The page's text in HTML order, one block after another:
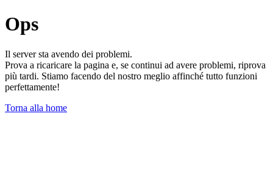
Ops
Il server sta avendo dei problemi.
Prova a ricaricare la pagina e, se continui ad avere problemi, riprova
più tardi. Stiamo facendo del nostro meglio affinché tutto funzioni
perfettamente!
Torna alla home